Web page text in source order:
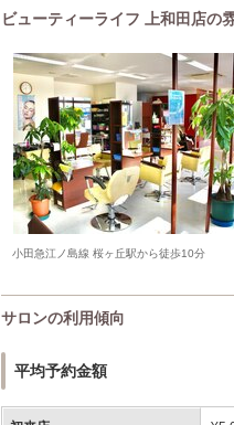
ビューティーライフ 上和田店の
小田急江ノ島線 桜ヶ丘駅から徒歩10分
サロンの利用傾向
平均予約金額